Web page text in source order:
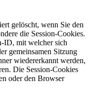
gelöscht, wenn Sie den
die Session-Cookies.
ID, mit welcher sich
gemeinsamen Sitzung
wiedererkannt werden,
Die Session-Cookies
oder den Browser